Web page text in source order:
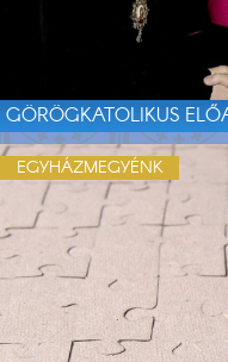
GÖRÖGKATOLIKUS
EGYHÁZMEGYÉNK